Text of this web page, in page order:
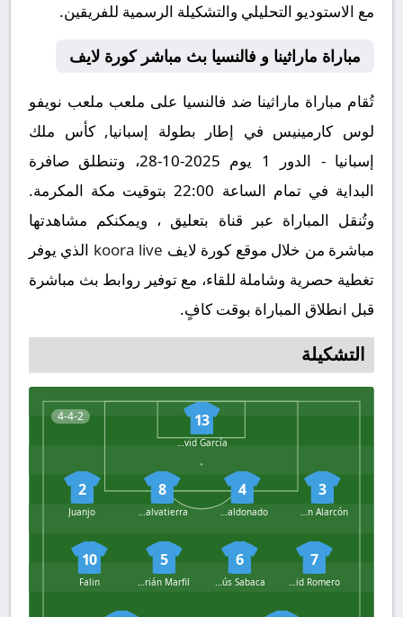
مع الاستوديو التحليلي والتشكيلة الرسمية للفريقين.
مباراة ماراثينا و فالنسيا بث مباشر كورة لايف
تُقام مباراة ماراثينا ضد فالنسيا على ملعب ملعب نويفو
لوس كارمينيس في إطار بطولة إسبانيا, كأس ملك
إسبانيا - الدور 1 يوم 2025-10-28، وتنطلق صافرة
البداية في تمام الساعة 22:00 بتوقيت مكة المكرمة.
وتُنقل المباراة عبر قناة بتعليق ، ويمكنكم مشاهدتها
مباشرة من خلال موقع كورة لايف koora live الذي يوفر
تغطية حصرية وشاملة للقاء، مع توفير روابط بث مباشرة
قبل انطلاق المباراة بوقت كافٍ.
التشكيلة
4-4-2 13
David García
3
Rubén Alarcón
4
David Maldonado
8
Antonio Salvatierra
2
Juanjo
7
6
5
Adrián Marfil
10
Falin